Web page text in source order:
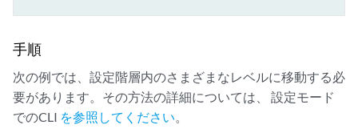
手順
次の例では、設定階層内のさまざまなレベルに移動する必
要があります。その方法の詳細については、 設定モード
でのCLI を参照してください。